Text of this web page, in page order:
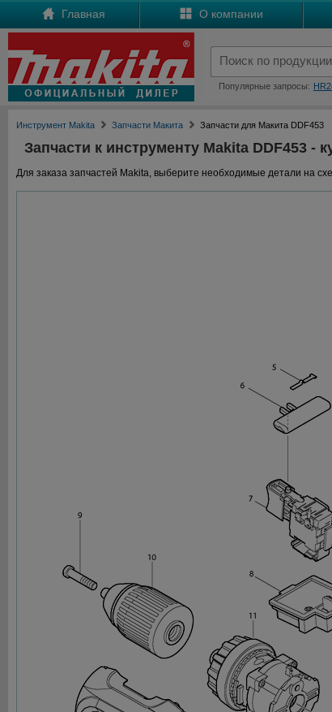
Главная О компании
Популярные запросы:
Инструмент Makita Запчасти Макита Запчасти для Макита DDF453
Запчасти к инструменту Makita DDF453 -
Для заказа запчастей Makita, выберите необходимые детали на